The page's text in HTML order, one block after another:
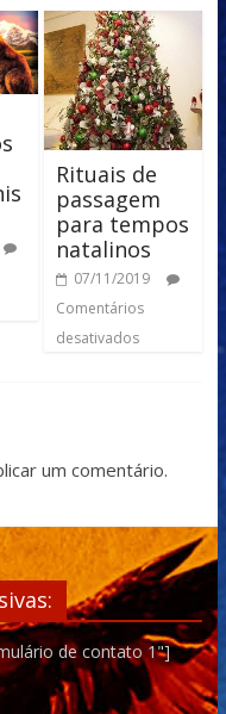
Rituais de
passagem
para tempos
natalinos
07/11/2019
Comentários
desativados
um comentário.
de contato 1"]